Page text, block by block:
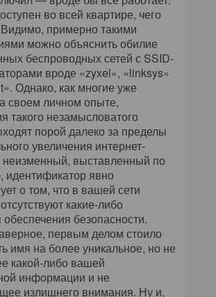
во всей квартире, чего
примерно такими
можно объяснить обилие
беспроводных сетей с SSID-
вроде «zyxel», «linksys»
Однако, как многие уже
своем личном опыте,
такого незамысловатого
порой далеко за пределы
увеличения интернет-
выставленный по
идентификатор явно
о том, что в вашей сети
какие-либо
безопасности.
первым делом стоило
имя на более уникальное, но не
какой-либо вашей
информации и не
излишнего внимания. Ну и,